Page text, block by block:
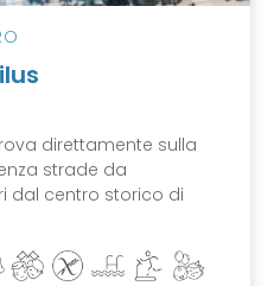
direttamente sulla
strade da
dal centro storico di